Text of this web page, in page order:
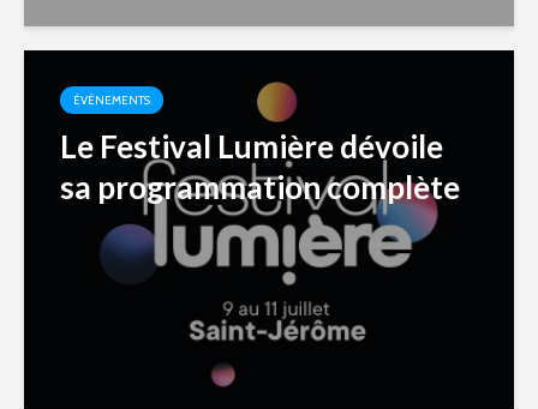
ÉVÉNEMENTS
Le Festival Lumière dévoile
sa programmation complète